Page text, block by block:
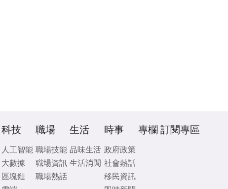
科技
人工智能
大數據
區塊鏈
職場
職場技能
職場資訊
職場熱話
生活
品味生活
生活消閒
時事
政府政策
社會熱話
移民資訊
專欄 訂閱專區